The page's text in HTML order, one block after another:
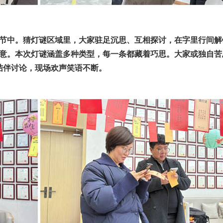
中。猜灯谜区域里，大家驻足沉思、互相探讨，在字里行间
。本次灯谜涵盖多种类型，每一条都藏着巧思。大家或独自
讨论，现场欢声笑语不断。